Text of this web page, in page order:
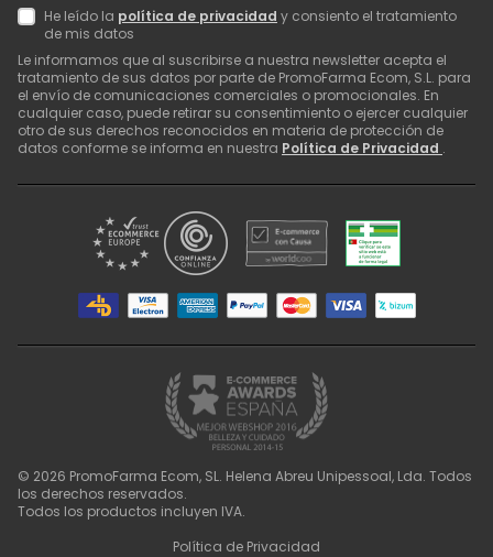
He leído la política de privacidad y consiento el tratamiento
de mis datos
Le informamos que al suscribirse a nuestra newsletter acepta el
tratamiento de sus datos por parte de PromoFarma Ecom, S.L. para
el envío de comunicaciones comerciales o promocionales. En
cualquier caso, puede retirar su consentimiento o ejercer cualquier
otro de sus derechos reconocidos en materia de protección de
datos conforme se informa en nuestra Política de Privacidad .
© 2026 PromoFarma Ecom, SL. Helena Abreu Unipessoal, Lda. Todos
los derechos reservados.
Todos los productos incluyen IVA.
Política de Privacidad